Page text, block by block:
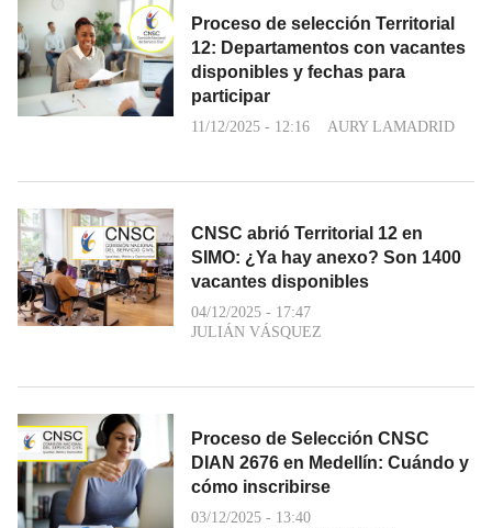
Proceso de selección Territorial
12: Departamentos con vacantes
disponibles y fechas para
participar
11/12/2025 - 12:16 AURY LAMADRID
CNSC abrió Territorial 12 en
SIMO: ¿Ya hay anexo? Son 1400
vacantes disponibles
04/12/2025 - 17:47
JULIÁN VÁSQUEZ
Proceso de Selección CNSC
DIAN 2676 en Medellín: Cuándo y
cómo inscribirse
03/12/2025 - 13:40